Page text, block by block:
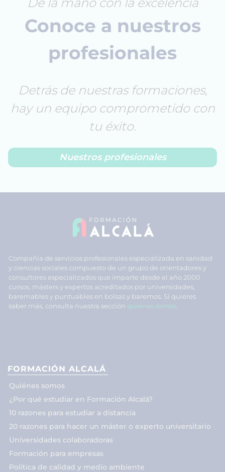
Conoce a nuestros
profesionales
Detrás de nuestras formaciones,
hay un equipo comprometido con
tu éxito.
Nuestros profesionales
Compañía de servicios profesionales especializada en sanidad
y ciencias sociales compuesto de un grupo de orientadores y
consultores especializados que imparte desde el año 2000
cursos, másters y expertos acreditados por universidades,
baremables y puntuables en bolsas y baremos. Si quieres
saber más, consulta nuestra sección quiénes somos
FORMACIÓN ALCALÁ
Quiénes somos
¿Por qué estudiar en Formación Alcalá?
10 razones para estudiar a distancia
20 razones para hacer un máster o experto universitario
Universidades colaboradoras
Formación para empresas
Política de calidad y medio ambiente